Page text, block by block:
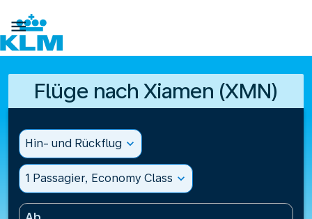

Flüge nach Xiamen (XMN)
Hin- und Rückflug expand_more
1 Passagier, Economy Class expand_more